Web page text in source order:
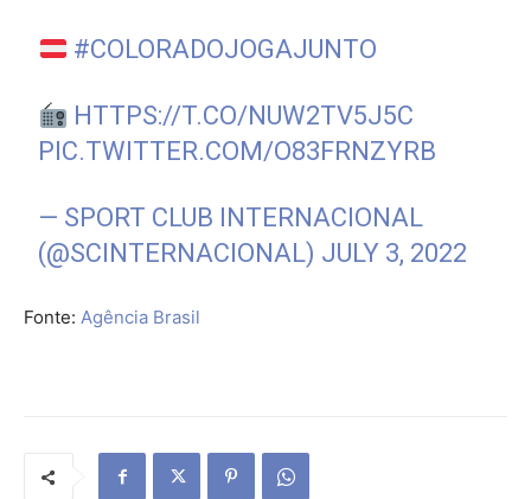
#COLORADOJOGAJUNTO
HTTPS://T.CO/NUW2TV5J5C
PIC.TWITTER.COM/O83FRNZYRB
— SPORT CLUB INTERNACIONAL
(@SCINTERNACIONAL) JULY 3, 2022
Fonte: Agência Brasil